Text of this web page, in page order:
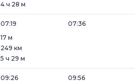
4 ч 28 м
07:19
17 м
07:36
249 км
5 ч 29 м
09:26
09:56